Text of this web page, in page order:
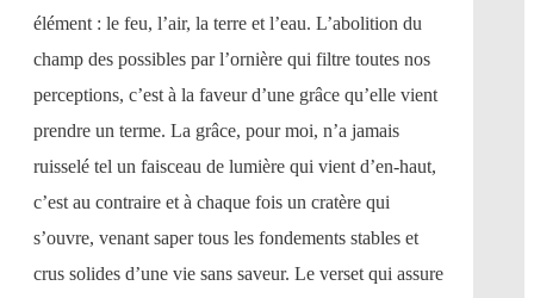
élément : le feu, l’air, la terre et l’eau. L’abolition du
champ des possibles par l’ornière qui filtre toutes nos
perceptions, c’est à la faveur d’une grâce qu’elle vient
prendre un terme. La grâce, pour moi, n’a jamais
ruisselé tel un faisceau de lumière qui vient d’en-haut,
c’est au contraire et à chaque fois un cratère qui
s’ouvre, venant saper tous les fondements stables et
crus solides d’une vie sans saveur. Le verset qui assure